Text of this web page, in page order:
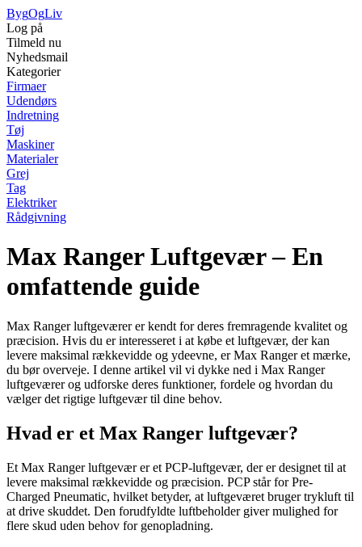
BygOgLiv
Log på
Tilmeld nu
Nyhedsmail
Kategorier
Firmaer
Udendørs
Indretning
Tøj
Maskiner
Materialer
Grej
Tag
Elektriker
Rådgivning
Max Ranger Luftgevær – En
omfattende guide
Max Ranger luftgeværer er kendt for deres fremragende kvalitet og
præcision. Hvis du er interesseret i at købe et luftgevær, der kan
levere maksimal rækkevidde og ydeevne, er Max Ranger et mærke,
du bør overveje. I denne artikel vil vi dykke ned i Max Ranger
luftgeværer og udforske deres funktioner, fordele og hvordan du
vælger det rigtige luftgevær til dine behov.
Hvad er et Max Ranger luftgevær?
Et Max Ranger luftgevær er et PCP-luftgevær, der er designet til at
levere maksimal rækkevidde og præcision. PCP står for Pre-
Charged Pneumatic, hvilket betyder, at luftgeværet bruger trykluft til
at drive skuddet. Den forudfyldte luftbeholder giver mulighed for
flere skud uden behov for genopladning.